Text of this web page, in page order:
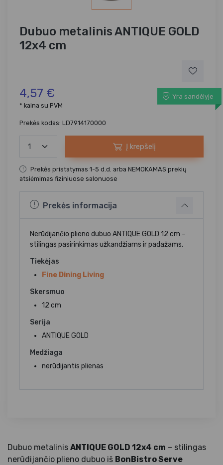
Dubuo metalinis ANTIQUE GOLD
12x4 cm
4,57 €
Yra sandėlyje
* kaina su PVM
Prekės kodas: LD7914170000
Į krepšelį
Prekės pristatymas 1-5 d.d. arba NEMOKAMAS prekių
atsiėmimas fiziniuose salonuose
Prekės informacija
Nerūdijančio plieno dubuo ANTIQUE GOLD 12 cm –
stilingas pasirinkimas užkandžiams ir padažams.
Tiekėjas
Fine Dining Living
Skersmuo
12 cm
Serija
ANTIQUE GOLD
Medžiaga
nerūdijantis plienas
Dubuo metalinis ANTIQUE GOLD 12x4 cm – stilingas
nerūdijančio plieno dubuo iš BonBistro Serve